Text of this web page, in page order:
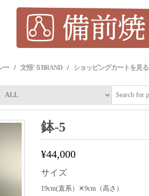
ー 文悟’ＳBRAND ショッピングカートを見る
鉢-5
¥44,000
サイズ
19cm(直系）✕9cm（高さ）